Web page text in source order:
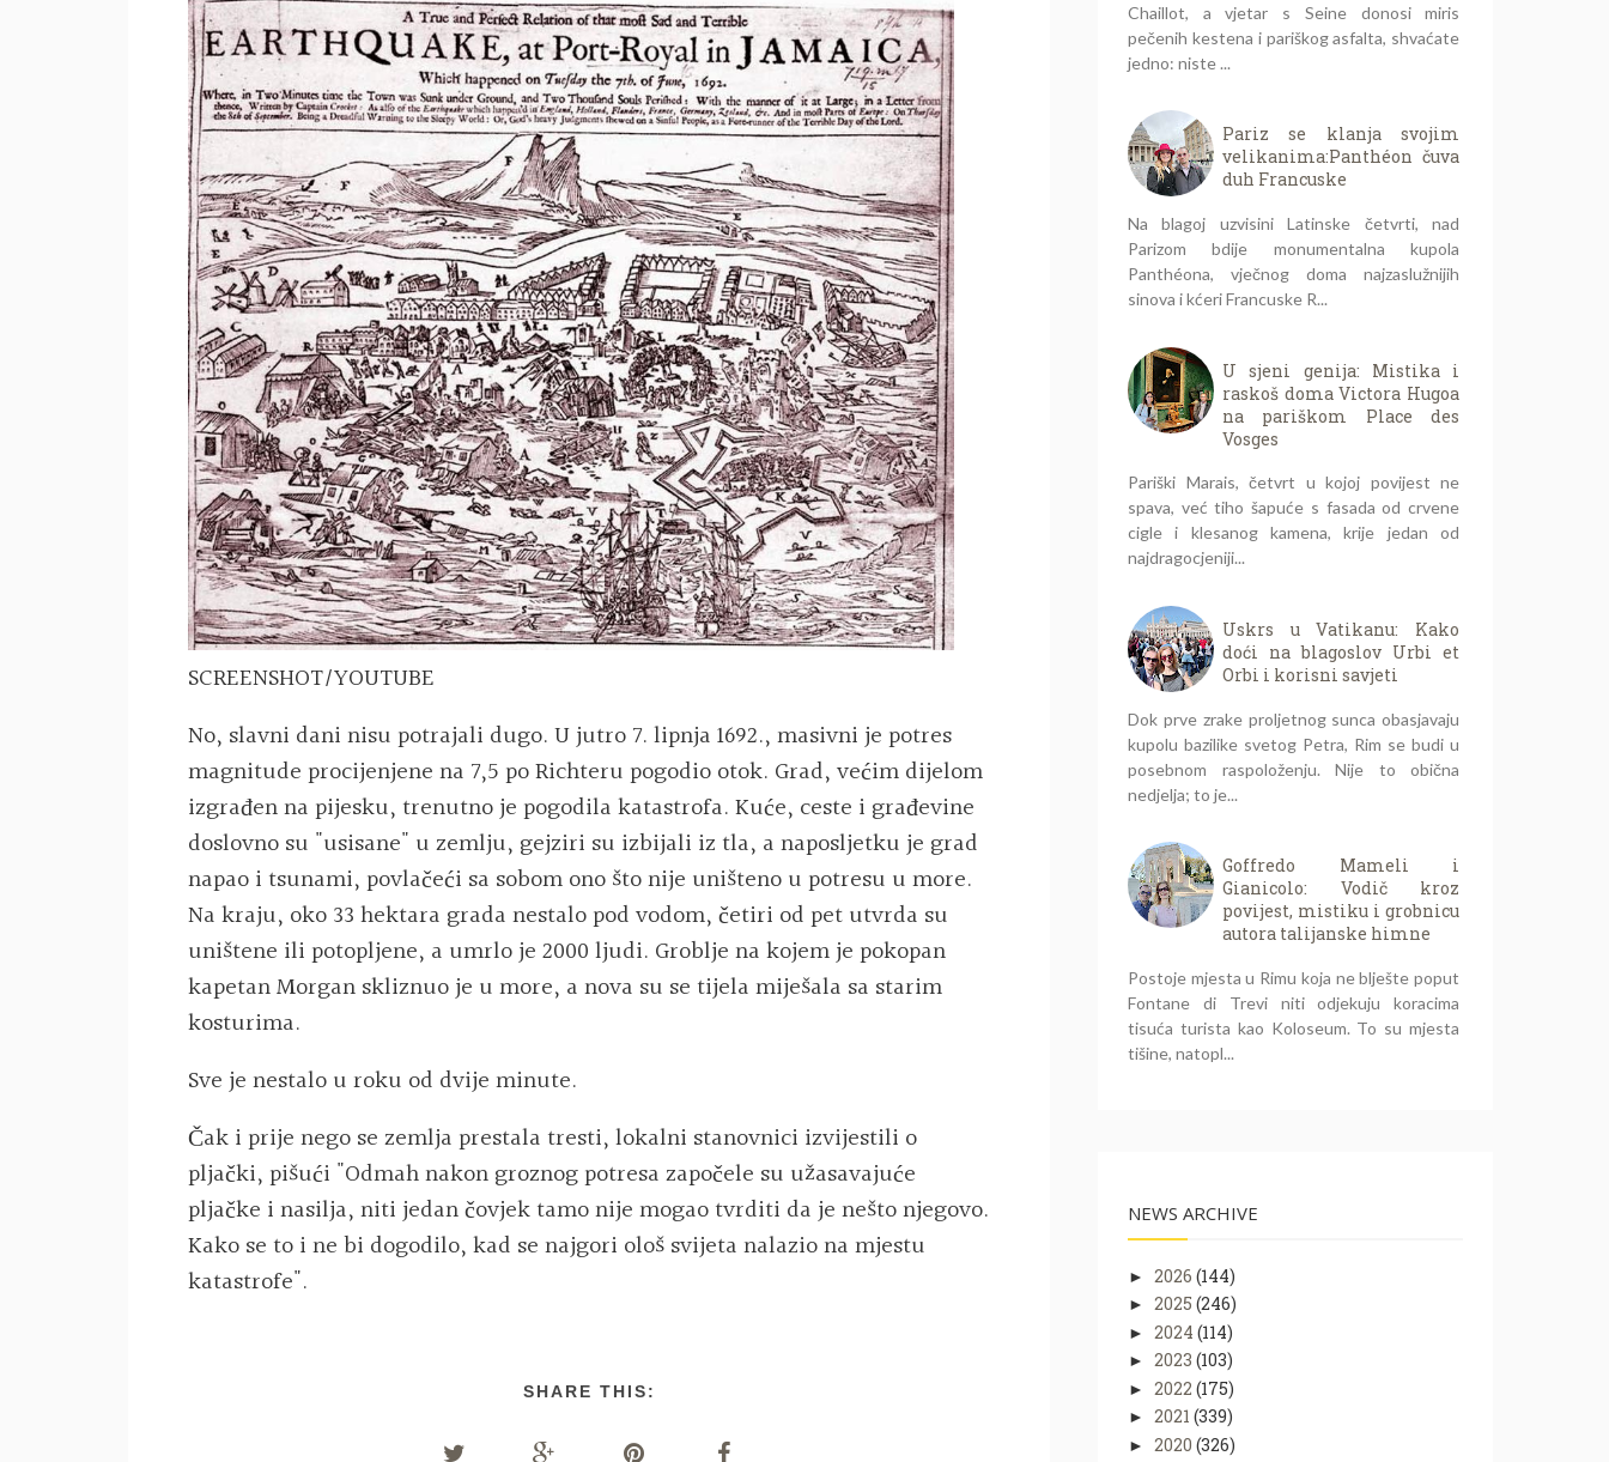
SCREENSHOT/YOUTUBE
No, slavni dani nisu potrajali dugo. U jutro 7. lipnja 1692., masivni je potres
magnitude procijenjene na 7,5 po Richteru pogodio otok. Grad, većim dijelom
izgrađen na pijesku, trenutno je pogodila katastrofa. Kuće, ceste i građevine
doslovno su "usisane" u zemlju, gejziri su izbijali iz tla, a naposljetku je grad
napao i tsunami, povlačeći sa sobom ono što nije uništeno u potresu u more.
Na kraju, oko 33 hektara grada nestalo pod vodom, četiri od pet utvrda su
uništene ili potopljene, a umrlo je 2000 ljudi. Groblje na kojem je pokopan
kapetan Morgan skliznuo je u more, a nova su se tijela miješala sa starim
kosturima.
Sve je nestalo u roku od dvije minute.
Čak i prije nego se zemlja prestala tresti, lokalni stanovnici izvijestili o
pljački, pišući "Odmah nakon groznog potresa započele su užasavajuće
pljačke i nasilja, niti jedan čovjek tamo nije mogao tvrditi da je nešto njegovo.
Kako se to i ne bi dogodilo, kad se najgori ološ svijeta nalazio na mjestu
katastrofe".
SHARE THIS:
Chaillot, a vjetar s Seine donosi miris
pečenih kestena i pariškog asfalta, shvaćate
jedno: niste ...
Pariz se klanja svojim
velikanima:Panthéon čuva
duh Francuske
Na blagoj uzvisini Latinske četvrti, nad
Parizom bdije monumentalna kupola
Panthéona, vječnog doma najzaslužnijih
sinova i kćeri Francuske R...
U sjeni genija: Mistika i
raskoš doma Victora Hugoa
na pariškom Place des
Vosges
Pariški Marais, četvrt u kojoj povijest ne
spava, već tiho šapuće s fasada od crvene
cigle i klesanog kamena, krije jedan od
najdragocjeniji...
Uskrs u Vatikanu: Kako
doći na blagoslov Urbi et
Orbi i korisni savjeti
Dok prve zrake proljetnog sunca obasjavaju
kupolu bazilike svetog Petra, Rim se budi u
posebnom raspoloženju. Nije to obična
nedjelja; to je...
Goffredo Mameli i
Gianicolo: Vodič kroz
povijest, mistiku i grobnicu
autora talijanske himne
Postoje mjesta u Rimu koja ne blješte poput
Fontane di Trevi niti odjekuju koracima
tisuća turista kao Koloseum. To su mjesta
tišine, natopl...
NEWS ARCHIVE
► 2026 (144)
► 2025 (246)
► 2024 (114)
► 2023 (103)
► 2022 (175)
► 2021 (339)
► 2020 (326)